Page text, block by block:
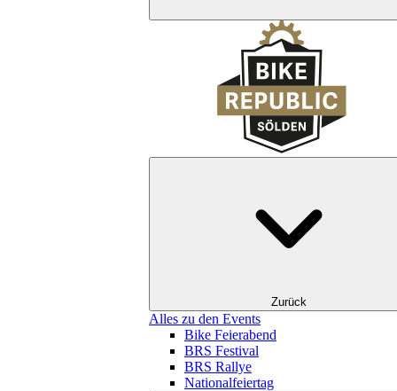
Zurück
Alles zu den Events
Bike Feierabend
BRS Festival
BRS Rallye
Nationalfeiertag